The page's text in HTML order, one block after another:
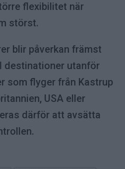
flexibilitet när
störst.
blir påverkan främst
destinationer utanför
som flyger från Kastrup
USA eller
därför att avsätta